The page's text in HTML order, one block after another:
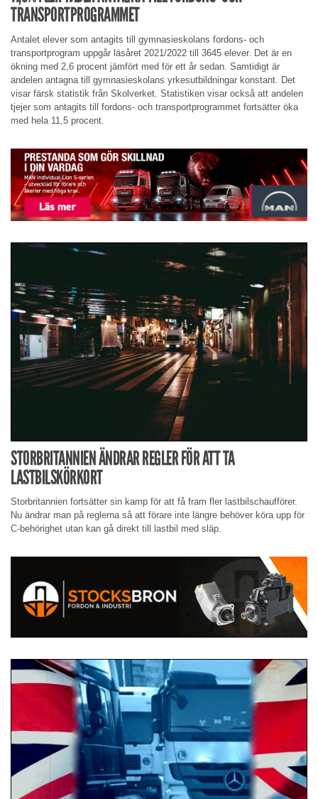
TRANSPORTPROGRAMMET
Antalet elever som antagits till gymnasieskolans fordons- och
transportprogram uppgår läsåret 2021/2022 till 3645 elever. Det är en
ökning med 2,6 procent jämfört med för ett år sedan. Samtidigt är
andelen antagna till gymnasieskolans yrkesutbildningar konstant. Det
visar färsk statistik från Skolverket. Statistiken visar också att andelen
tjejer som antagits till fordons- och transportprogrammet fortsätter öka
med hela 11,5 procent.
STORBRITANNIEN ÄNDRAR REGLER FÖR ATT TA
LASTBILSKÖRKORT
Storbritannien fortsätter sin kamp för att få fram fler lastbilschaufförer.
Nu ändrar man på reglerna så att förare inte längre behöver köra upp för
C-behörighet utan kan gå direkt till lastbil med släp.